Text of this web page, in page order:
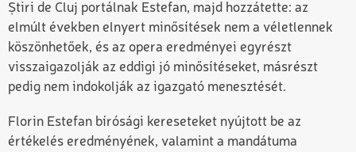
Știri de Cluj portálnak Estefan, majd hozzátette: az
elmúlt években elnyert minősítések nem a véletlennek
köszönhetőek, és az opera eredményei egyrészt
visszaigazolják az eddigi jó minősítéseket, másrészt
pedig nem indokolják az igazgató menesztését.
Florin Estefan bírósági kereseteket nyújtott be az
értékelés eredményének, valamint a mandátuma